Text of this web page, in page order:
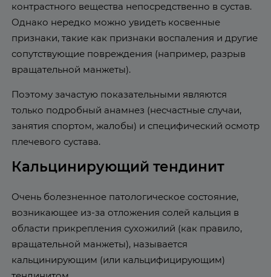
контрастного вещества непосредственно в сустав.
Однако нередко можно увидеть косвенные
признаки, такие как признаки воспаления и другие
сопутствующие повреждения (например, разрыв
вращательной манжеты).
Поэтому зачастую показательными являются
только подробный анамнез (несчастные случаи,
занятия спортом, жалобы) и специфический осмотр
плечевого сустава.
Кальцинирующий тендинит
Очень болезненное патологическое состояние,
возникающее из-за отложения солей кальция в
области прикрепления сухожилий (как правило,
вращательной манжеты), называется
кальцинирующим (или кальцифицирующим)